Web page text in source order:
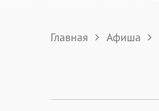
Главная Афиша